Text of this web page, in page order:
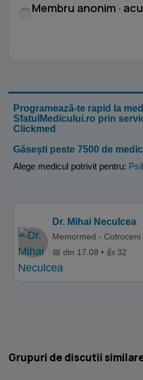
Membru anonim ·
Programează-te rapid la
SfatulMedicului.ro prin
Clickmed
Găsești peste 7500 de
Alege medicul potrivit pentru:
Dr. Mihai Neculcea
Memormed - Cotroceni
📅 din 17.08 • 👍 32
Grupuri de discutii